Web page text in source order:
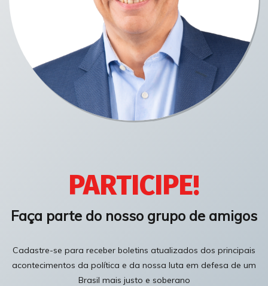
PARTICIPE!
Faça parte do nosso grupo de amigos
Cadastre-se para receber boletins atualizados dos principais
acontecimentos da política e da nossa luta em defesa de um
Brasil mais justo e soberano